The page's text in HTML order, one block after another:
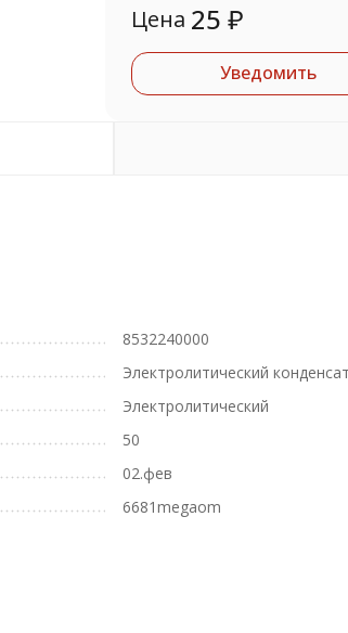
Цена 25 ₽
Уведомить
8532240000
Электролитический
Электролитический
50
02.фев
6681megaom